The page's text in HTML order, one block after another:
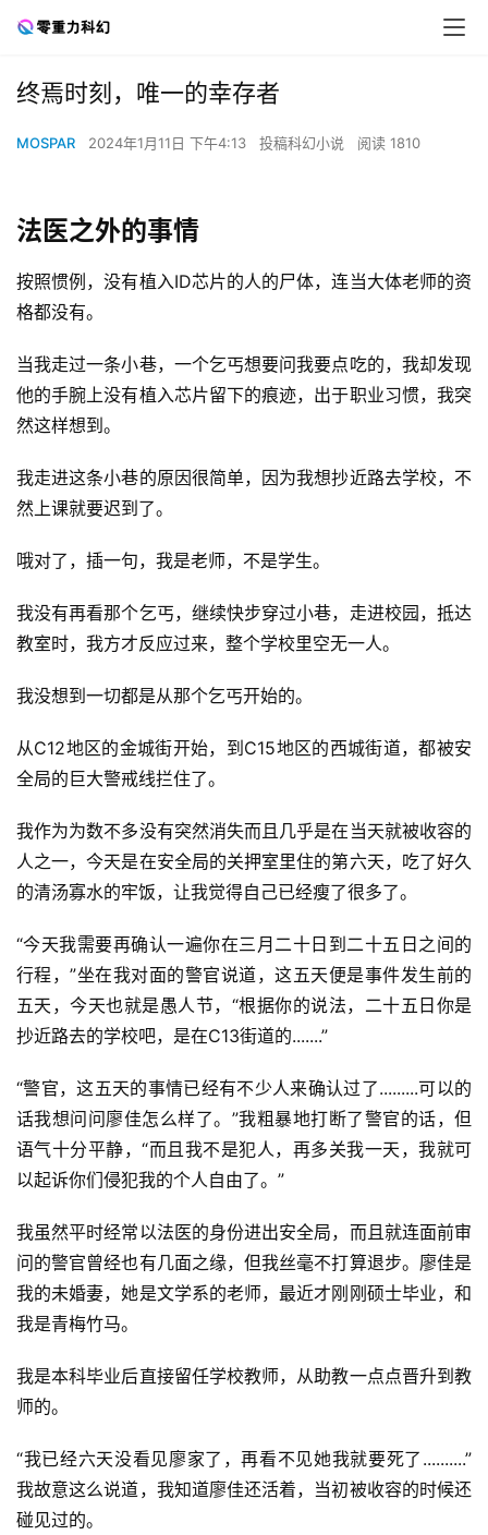
终焉时刻，唯一的幸存者
MOSPAR 2024年1月11日 下午4:13 投稿科幻小说 阅读 1810
法医之外的事情
按照惯例，没有植入ID芯片的人的尸体，连当大体老师的资
格都没有。
当我走过一条小巷，一个乞丐想要问我要点吃的，我却发现
他的手腕上没有植入芯片留下的痕迹，出于职业习惯，我突
然这样想到。
我走进这条小巷的原因很简单，因为我想抄近路去学校，不
然上课就要迟到了。
哦对了，插一句，我是老师，不是学生。
我没有再看那个乞丐，继续快步穿过小巷，走进校园，抵达
教室时，我方才反应过来，整个学校里空无一人。
我没想到一切都是从那个乞丐开始的。
从C12地区的金城街开始，到C15地区的西城街道，都被安
全局的巨大警戒线拦住了。
我作为为数不多没有突然消失而且几乎是在当天就被收容的
人之一，今天是在安全局的关押室里住的第六天，吃了好久
的清汤寡水的牢饭，让我觉得自己已经瘦了很多了。
“今天我需要再确认一遍你在三月二十日到二十五日之间的
行程，”坐在我对面的警官说道，这五天便是事件发生前的
五天，今天也就是愚人节，“根据你的说法，二十五日你是
抄近路去的学校吧，是在C13街道的.......”
“警官，这五天的事情已经有不少人来确认过了.........可以的
话我想问问廖佳怎么样了。”我粗暴地打断了警官的话，但
语气十分平静，“而且我不是犯人，再多关我一天，我就可
以起诉你们侵犯我的个人自由了。”
我虽然平时经常以法医的身份进出安全局，而且就连面前审
问的警官曾经也有几面之缘，但我丝毫不打算退步。廖佳是
我的未婚妻，她是文学系的老师，最近才刚刚硕士毕业，和
我是青梅竹马。
我是本科毕业后直接留任学校教师，从助教一点点晋升到教
师的。
“我已经六天没看见廖家了，再看不见她我就要死了..........”
我故意这么说道，我知道廖佳还活着，当初被收容的时候还
碰见过的。